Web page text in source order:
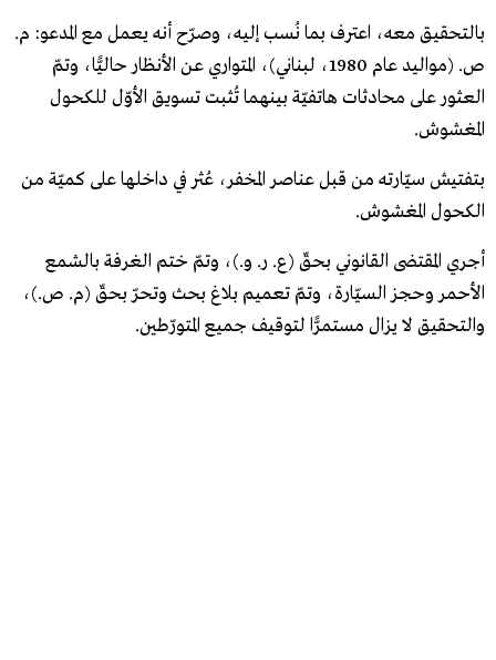
بالتحقيق معه، اعترف بما نُسب إليه، وصرّح أنه يعمل مع المدعو: م.
ص. (مواليد عام 1980، لبناني)، المتواري عن الأنظار حاليًّا، وتمّ
العثور على محادثات هاتفيّة بينهما تُثبت تسويق الأوّل للكحول
المغشوش.
بتفتيش سيّارته من قبل عناصر المخفر، عُثر في داخلها على كميّة من
الكحول المغشوش.
أجري المقتضى القانوني بحقّ (ع. ر. و.)، وتمّ ختم الغرفة بالشمع
الأحمر وحجز السيّارة، وتمّ تعميم بلاغ بحث وتحرّ بحقّ (م. ص.)،
والتحقيق لا يزال مستمرًّا لتوقيف جميع المتورّطين.